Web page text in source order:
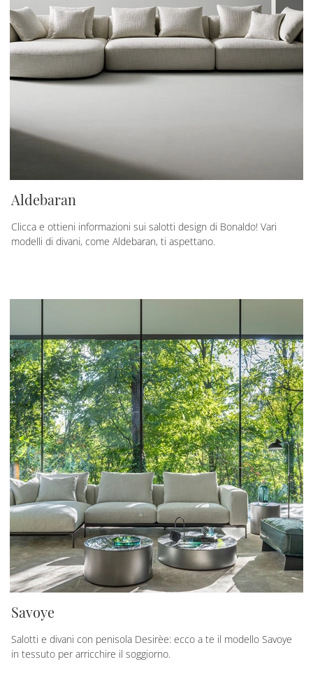
Aldebaran
Clicca e ottieni informazioni sui salotti design di Bonaldo! Vari
modelli di divani, come Aldebaran, ti aspettano.
Savoye
Salotti e divani con penisola Desirèe: ecco a te il modello Savoye
in tessuto per arricchire il soggiorno.